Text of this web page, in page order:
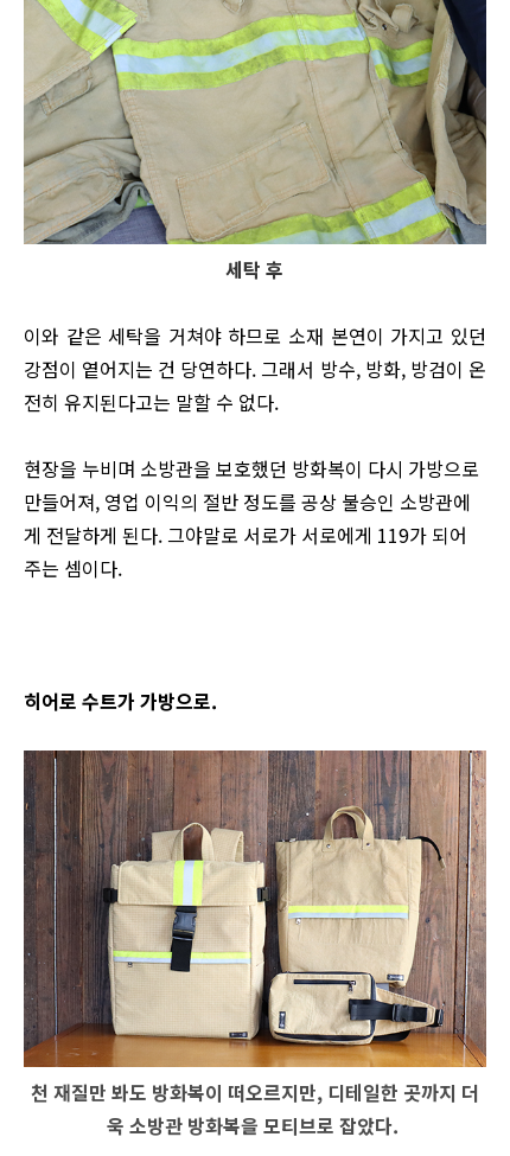
세탁 후
이와 같은 세탁을 거쳐야 하므로 소재 본연이 가지고 있던
강점이 옅어지는 건 당연하다. 그래서 방수, 방화, 방검이 온
전히 유지된다고는 말할 수 없다.
현장을 누비며 소방관을 보호했던 방화복이 다시 가방으로
만들어져, 영업 이익의 절반 정도를 공상 불승인 소방관에
게 전달하게 된다. 그야말로 서로가 서로에게 119가 되어
주는 셈이다.
히어로 수트가 가방으로.
천 재질만 봐도 방화복이 떠오르지만, 디테일한 곳까지 더
욱 소방관 방화복을 모티브로 잡았다.